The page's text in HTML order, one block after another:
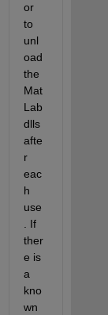
or
to
unl
oad
the
Mat
Lab
dlls
afte
r
eac
h
use
. If
ther
e is
a
kno
wn